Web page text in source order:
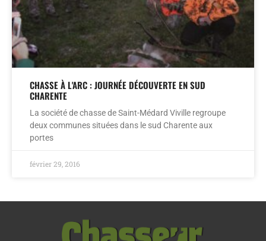
CHASSE À L'ARC : JOURNÉE DÉCOUVERTE EN SUD
CHARENTE
La société de chasse de Saint-Médard Viville regroupe
deux communes situées dans le sud Charente aux
portes
février 29, 2016